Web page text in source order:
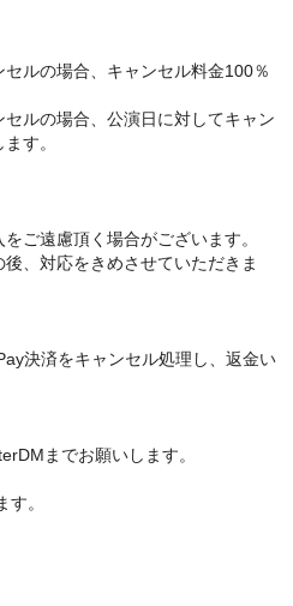
ルの場合、キャンセル料金100％
ルの場合、公演日に対してキャン
す。
ご遠慮頂く場合がございます。
、対応をきめさせていただきま
決済をキャンセル処理し、返金い
までお願いします。
。